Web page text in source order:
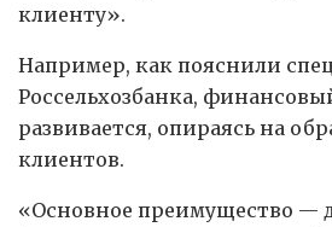
клиенту».
Например, как пояснили
Россельхозбанка,
развивается, опираясь на
клиентов.
«Основное преимущество —